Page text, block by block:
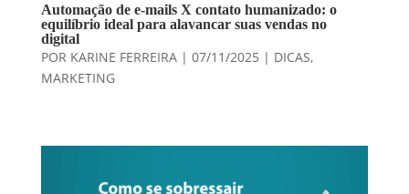
Automação de e-mails X contato humanizado: o
equilíbrio ideal para alavancar suas vendas no
digital
POR KARINE FERREIRA| 07/11/2025 | DICAS,
MARKETING